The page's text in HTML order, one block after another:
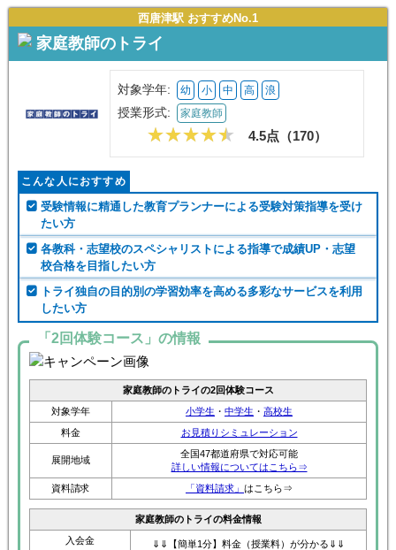
この条件で絞り込む
西唐津駅 おすすめNo.1
家庭教師のトライ
対象学年: 幼 小 中 高 浪
授業形式: 家庭教師
4.5点（170）
こんな人におすすめ
受験情報に精通した教育プランナーによる受験対策指導を受け
たい方
各教科・志望校のスペシャリストによる指導で成績UP・志望
校合格を目指したい方
トライ独自の目的別の学習効率を高める多彩なサービスを利用
したい方
「2回体験コース」の情報
家庭教師のトライの2回体験コース
対象学年
小学生 ・ 中学生 ・ 高校生
料金
お見積りシミュレーション
展開地域
全国47都道府県で対応可能
詳しい情報についてはこちら⇒
資料請求
「資料請求」 はこちら⇒
家庭教師のトライの料金情報
入会金
⇓⇓【簡単1分】料金（授業料）が分かる⇓⇓